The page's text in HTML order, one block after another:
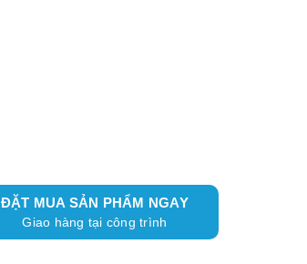
ĐẶT MUA SẢN PHẨM NGAY
Giao hàng tại công trình